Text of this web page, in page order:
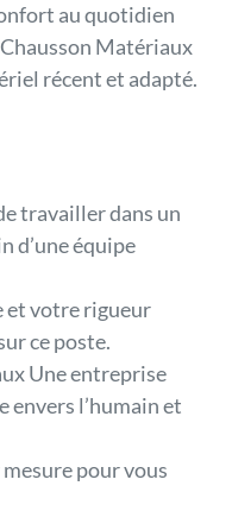
au quotidien
Matériaux
récent et adapté.
travailler dans un
d’une équipe
et votre rigueur
ce poste.
Une entreprise
envers l’humain et
pour vous